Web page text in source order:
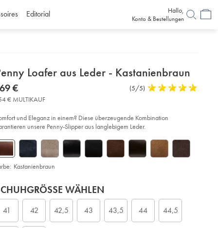
Editorial Hallo,
Konto & Bestellungen
Loafer aus Leder - Kastanienbraun
www.charlestyrwhitt.com/de/penny-
SHB0283CBR.html?
€ Produktrezensionen
(5/5) 5
of
5
€ MULTIKAUF
und Eleganz in einem? Diese überzeugende Kombination
unsere Penny-Slipper aus langlebigem Leder.
Kastanienbraun
WÄHLEN
41 42 42,5 43 43,5 44 44,5